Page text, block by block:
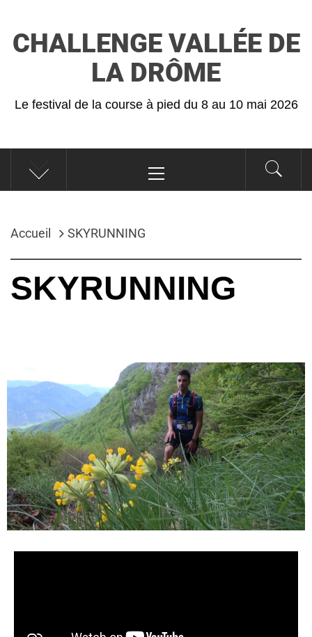
CHALLENGE VALLÉE DE
LA DRÔME
Le festival de la course à pied du 8 au 10 mai 2026
Accueil SKYRUNNING
SKYRUNNING